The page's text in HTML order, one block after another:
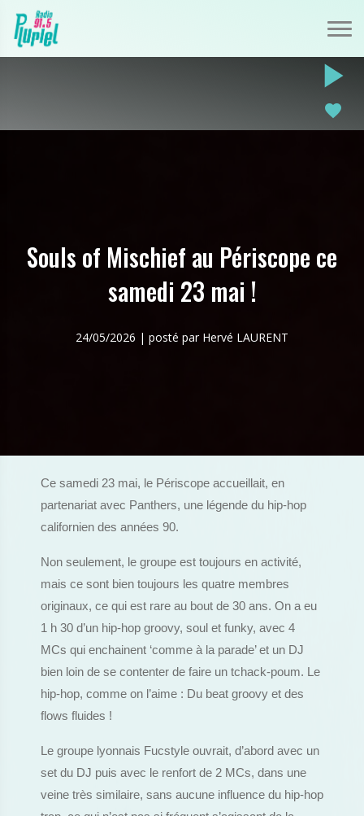
play_arrow
favorite
Souls of Mischief au Périscope ce
samedi 23 mai !
24/05/2026 | posté par Hervé LAURENT
Ce samedi 23 mai, le Périscope accueillait, en
partenariat avec Panthers, une légende du hip-hop
californien des années 90.
Non seulement, le groupe est toujours en activité,
mais ce sont bien toujours les quatre membres
originaux, ce qui est rare au bout de 30 ans. On a eu
1 h 30 d’un hip-hop groovy, soul et funky, avec 4
MCs qui enchainent ‘comme à la parade’ et un DJ
bien loin de se contenter de faire un tchack-poum. Le
hip-hop, comme on l’aime : Du beat groovy et des
flows fluides !
Le groupe lyonnais Fucstyle ouvrait, d’abord avec un
set du DJ puis avec le renfort de 2 MCs, dans une
veine très similaire, sans aucune influence du hip-hop